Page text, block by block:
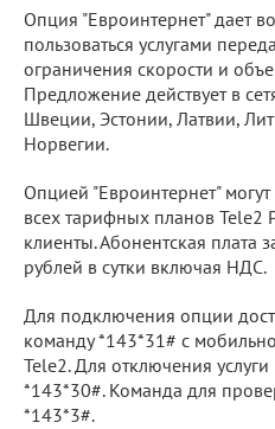
Опция "Евроинтернет" дает
пользоваться услугами
ограничения скорости и
Предложение действует в
Швеции, Эстонии, Латвии,
Норвегии.
Опцией "Евроинтернет"
всех тарифных планов Tele2
клиенты. Абонентская плата
рублей в сутки включая НДС.
Для подключения опции
команду *143*31# с
Tele2. Для отключения
*143*30#. Команда для
*143*3#.